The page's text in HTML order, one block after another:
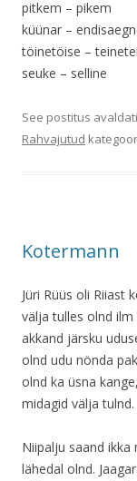
pitkem – pikem
küünar –
töinetöise –
seuke – selline
See postitus avaldati
Rahvajutud
Kotermann
Jüri Rüüs oli Riiast
välja tulles olnd ilm
akkand järsku
olnd udu nönda
olnd ka üsna
midagid välja
Niipalju saand ikka
lähedal olnd.